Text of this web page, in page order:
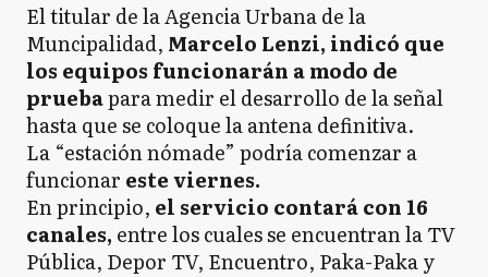
El titular de la Agencia Urbana de la
Muncipalidad, Marcelo Lenzi, indicó que
los equipos funcionarán a modo de
pruebapara medir el desarrollo de la señal
hasta que se coloque la antena definitiva.
La “estación nómade” podría comenzar a
funcionar este viernes.
En principio, el servicio contará con 16
canales, entre los cuales se encuentran la TV
Pública, Depor TV, Encuentro, Paka-Paka y